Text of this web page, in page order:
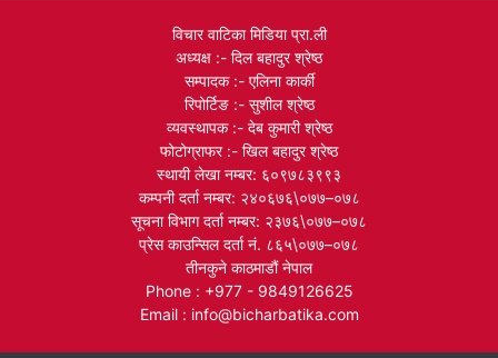
विचार वाटिका मिडिया प्रा.ली
अध्यक्ष :- दिल बहादुर श्रेष्ठ
सम्पादक :- एलिना कार्की
रिपोर्टिङ :- सुशील श्रेष्ठ
व्यवस्थापक :- देब कुमारी श्रेष्ठ
फोटोग्राफर :- खिल बहादुर श्रेष्ठ
स्थायी लेखा नम्बर: ६०९७८३९९३
कम्पनी दर्ता नम्बर: २४०६७६\०७७–०७८
सूचना विभाग दर्ता नम्बर: २३७६\०७७–०७८
प्रेस काउन्सिल दर्ता नं. ८६५\०७७–०७८
तीनकुने काठमाडौं नेपाल
Phone : +977 - 9849126625
Email : info@bicharbatika.com